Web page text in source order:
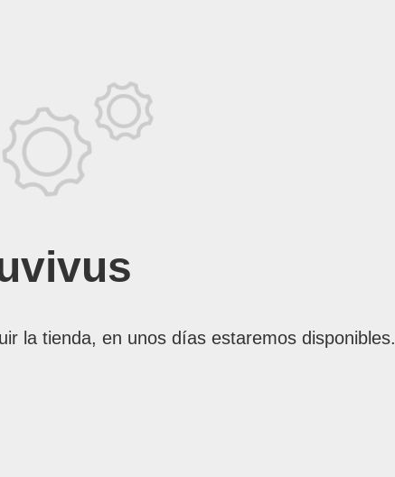
la tienda, en unos días estaremos disponibles.